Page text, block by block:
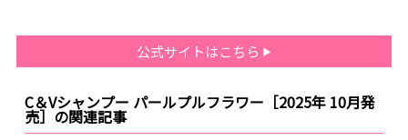
公式サイトはこちら
C＆Vシャンプー パールプルフラワー［2025年 10月発
売］の関連記事